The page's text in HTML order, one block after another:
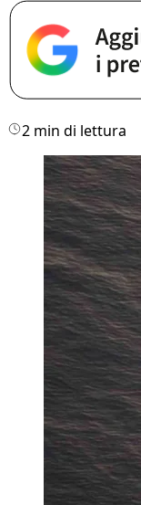
2 min di lettura